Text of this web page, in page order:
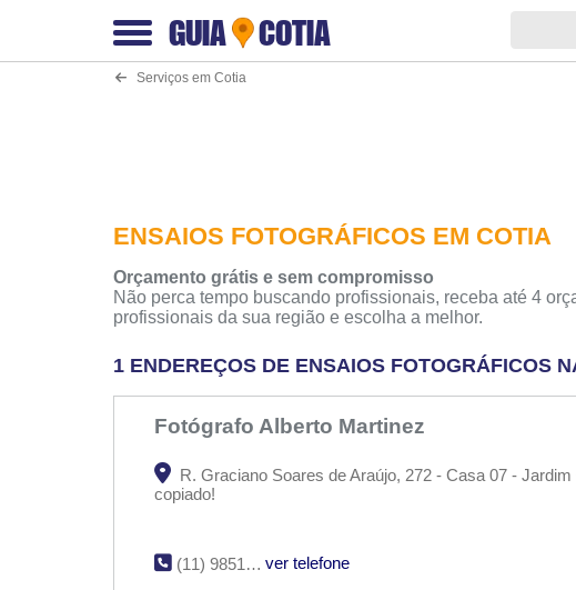
GUIA COTIA
Serviços em Cotia
ENSAIOS FOTOGRÁFICOS EM COTIA
Orçamento grátis e sem compromisso
Não perca tempo buscando profissionais, receba até 4
profissionais da sua região e escolha a melhor.
1 ENDEREÇOS DE ENSAIOS FOTOGRÁFICOS
Fotógrafo Alberto Martinez
R. Graciano Soares de Araújo, 272 - Casa 07 -
copiado!
(11) 98519-4929 ver telefone